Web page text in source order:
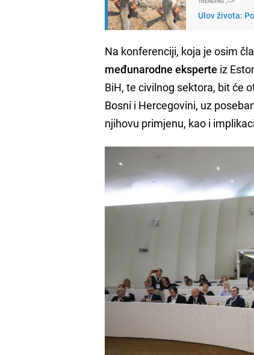
Ulov života:
Na konferenciji, koja je osim
međunarodne eksperte iz
BiH, te civilnog sektora, bit će
Bosni i Hercegovini, uz
njihovu primjenu, kao i